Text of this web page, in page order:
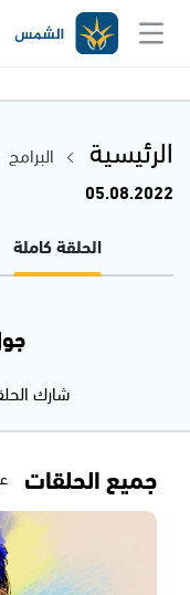
الرئيسية البرامج
05.08.2022
الحلقة كاملة
جول -
شارك
جميع الحلقات